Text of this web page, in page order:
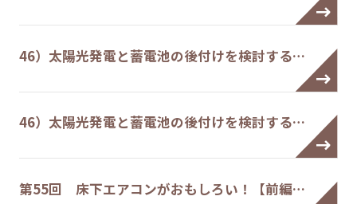
46）太陽光発電と蓄電池の後付けを検討する…
46）太陽光発電と蓄電池の後付けを検討する…
第55回 床下エアコンがおもしろい！【前編…